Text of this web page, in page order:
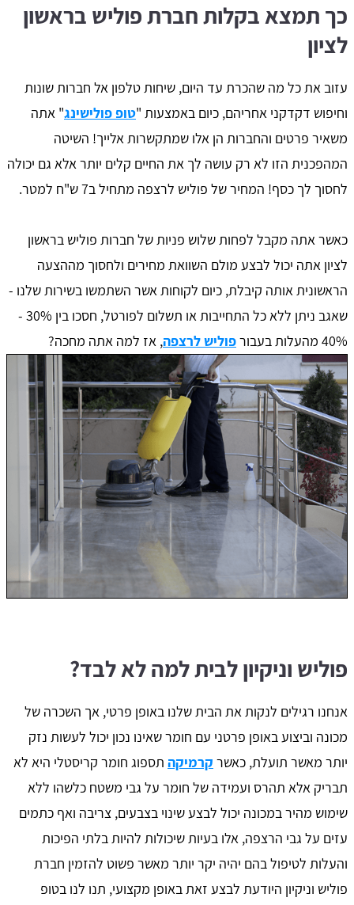
כך תמצא בקלות חברת פוליש בראשון
לציון
עזוב את כל מה שהכרת עד היום, שיחות טלפון אל חברות שונות
וחיפוש דקדקני אחריהם, כיום באמצעות "טופ פולישינג" אתה
משאיר פרטים והחברות הן אלו שמתקשרות אלייך! השיטה
המהפכנית הזו לא רק עושה לך את החיים קלים יותר אלא גם יכולה
לחסוך לך כסף! המחיר של פוליש לרצפה מתחיל ב7 ש"ח למטר.
כאשר אתה מקבל לפחות שלוש פניות של חברות פוליש בראשון
לציון אתה יכול לבצע מולם השוואת מחירים ולחסוך מההצעה
הראשונית אותה קיבלת, כיום לקוחות אשר השתמשו בשירות שלנו -
שאגב ניתן ללא כל התחייבות או תשלום לפורטל, חסכו בין 30% -
40% מהעלות בעבור
פוליש לרצפה, אז למה אתה מחכה?
פוליש וניקיון לבית למה לא לבד?
אנחנו רגילים לנקות את הבית שלנו באופן פרטי, אך השכרה של
מכונה וביצוע באופן פרטני עם חומר שאינו נכון יכול לעשות נזק
יותר מאשר תועלת, כאשר קרמיקה תספוג חומר קריסטלי היא לא
תבריק אלא תהרס ועמידה של חומר על גבי משטח כלשהו ללא
שימוש מהיר במכונה יכול לבצע שינוי בצבעים, צריבה ואף כתמים
עזים על גבי הרצפה, אלו בעיות שיכולות להיות בלתי הפיכות
והעלות לטיפול בהם יהיה יקר יותר מאשר פשוט להזמין חברת
פוליש וניקיון היודעת לבצע זאת באופן מקצועי, תנו לנו בטופ